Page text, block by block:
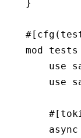
}
mod
    use
    use
    async